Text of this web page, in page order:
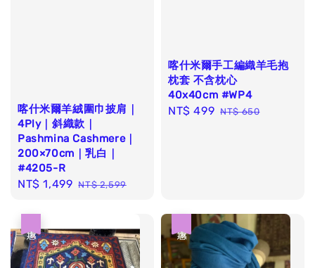
喀什米爾羊絨圍巾披肩｜
4Ply｜斜織款｜
Pashmina Cashmere｜
200×70cm｜乳白｜
#4205-R
Sale
NT$ 1,499 Regular
NT$ 2,599
喀什米爾手工編織羊毛抱
枕套 不含枕心
40x40cm #WP4
Sale
NT$ 499 Regular
NT$ 650